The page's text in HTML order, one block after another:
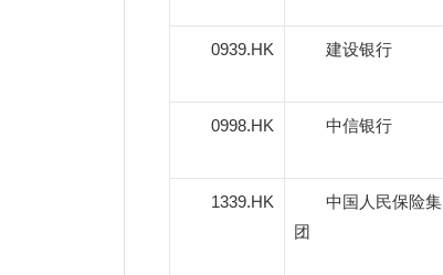
0939.HK 建设银行
0998.HK 中信银行
1339.HK
中国人民保险集
团